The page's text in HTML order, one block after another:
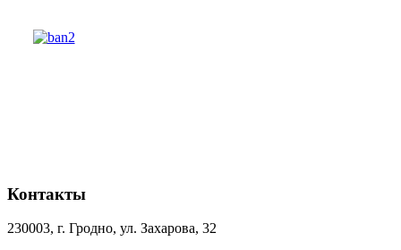
Контакты
230003, г. Гродно, ул. Захарова, 32